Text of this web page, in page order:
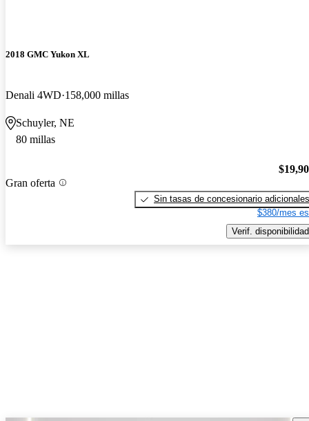
2018 GMC Yukon XL
Denali 4WD 158,000 millas
Schuyler, NE
80 millas
Gran oferta
Sin tasas de concesionario adicionales
$380/mes
Verif. disponibilidad